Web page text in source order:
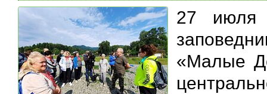
27 июля
«Малые